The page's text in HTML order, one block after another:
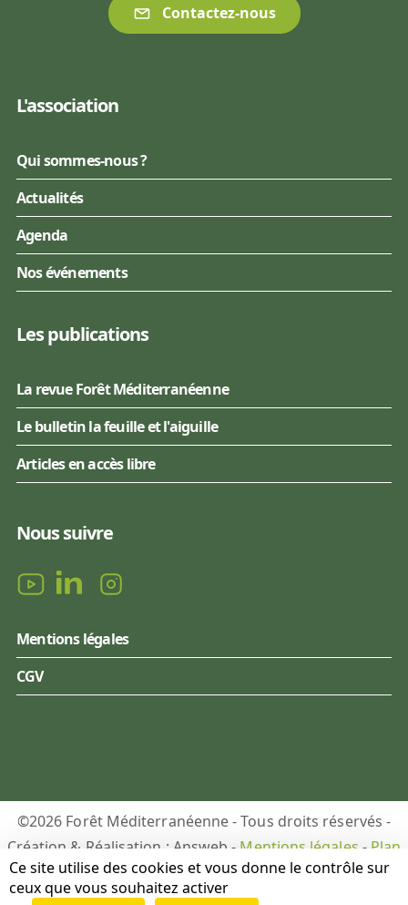
Contactez-nous
L'association
Qui sommes-nous ?
Actualités
Agenda
Nos événements
Les publications
La revue Forêt Méditerranéenne
Le bulletin la feuille et l'aiguille
Articles en accès libre
Nous suivre
Mentions légales
CGV
©2026 Forêt Méditerranéenne - Tous droits réservés -
Création & Réalisation : Answeb - Mentions légales - Plan
du site-Gestion des cookies
Ce site utilise des cookies et vous donne le contrôle sur
ceux que vous souhaitez activer